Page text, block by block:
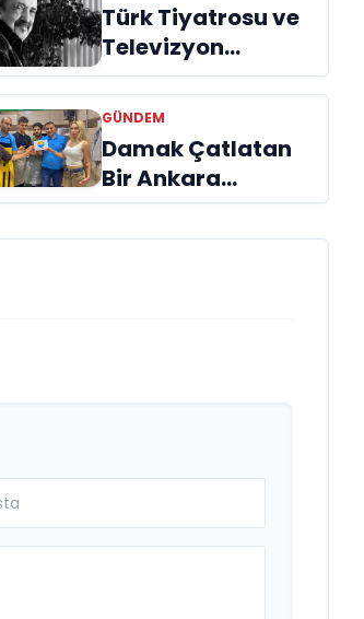
Türk Tiyatrosu ve
Televizyon
Dünyasının Usta
İsmi Can Kolukısa
Hayatını Kaybetti
GÜNDEM
Damak Çatlatan
Bir Ankara
Hikâyesi
Aydınlıkevler’in